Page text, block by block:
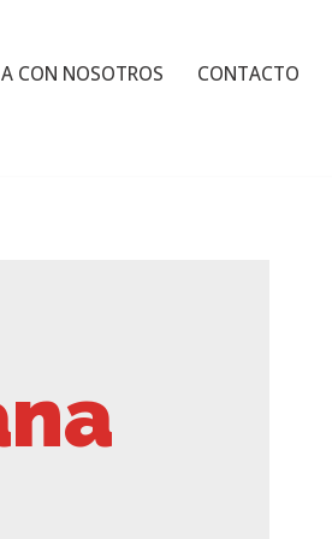
CON NOSOTROS CONTACTO